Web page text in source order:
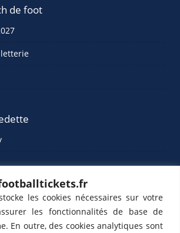
les cookies nécessaires sur votre
les fonctionnalités de base de
En outre, des cookies analytiques sont
de foot